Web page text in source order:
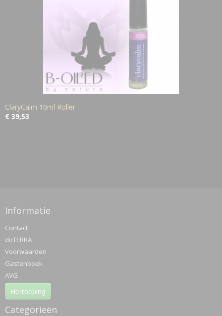
ClaryCalm 10ml Roller
€ 39,53
Informatie
Contact
doTERRA
Voorwaarden
Gastenboek
AVG
Herroeping
Categorieën